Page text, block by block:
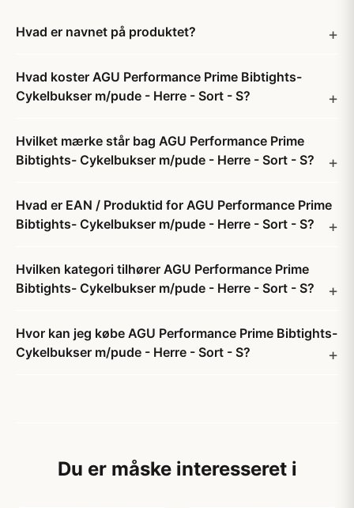
Hvad er navnet på produktet?
Hvad koster AGU Performance Prime Bibtights-
Cykelbukser m/pude - Herre - Sort - S?
Hvilket mærke står bag AGU Performance Prime
Bibtights- Cykelbukser m/pude - Herre - Sort - S?
Hvad er EAN / Produktid for AGU Performance Prime
Bibtights- Cykelbukser m/pude - Herre - Sort - S?
Hvilken kategori tilhører AGU Performance Prime
Bibtights- Cykelbukser m/pude - Herre - Sort - S?
Hvor kan jeg købe AGU Performance Prime Bibtights-
Cykelbukser m/pude - Herre - Sort - S?
Du er måske interesseret i